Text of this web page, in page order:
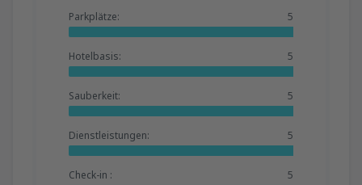
Parkplätze: 5
Hotelbasis: 5
Sauberkeit: 5
Dienstleistungen: 5
Check-in : 5